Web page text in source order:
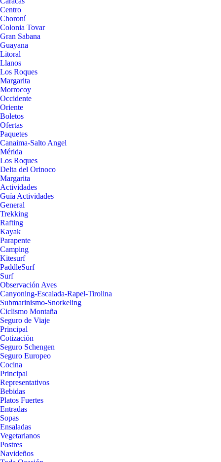
Centro
Choroní
Colonia Tovar
Gran Sabana
Guayana
Litoral
Llanos
Los Roques
Margarita
Morrocoy
Occidente
Oriente
Boletos
Ofertas
Paquetes
Canaima-Salto Angel
Mérida
Los Roques
Delta del Orinoco
Margarita
Actividades
Guía Actividades
General
Trekking
Rafting
Kayak
Parapente
Camping
Kitesurf
PaddleSurf
Surf
Observación Aves
Canyoning-Escalada-Rapel-Tirolina
Submarinismo-Snorkeling
Ciclismo Montaña
Seguro de Viaje
Principal
Cotización
Seguro Schengen
Seguro Europeo
Cocina
Principal
Representativos
Bebidas
Platos Fuertes
Entradas
Sopas
Ensaladas
Vegetarianos
Postres
Navideños